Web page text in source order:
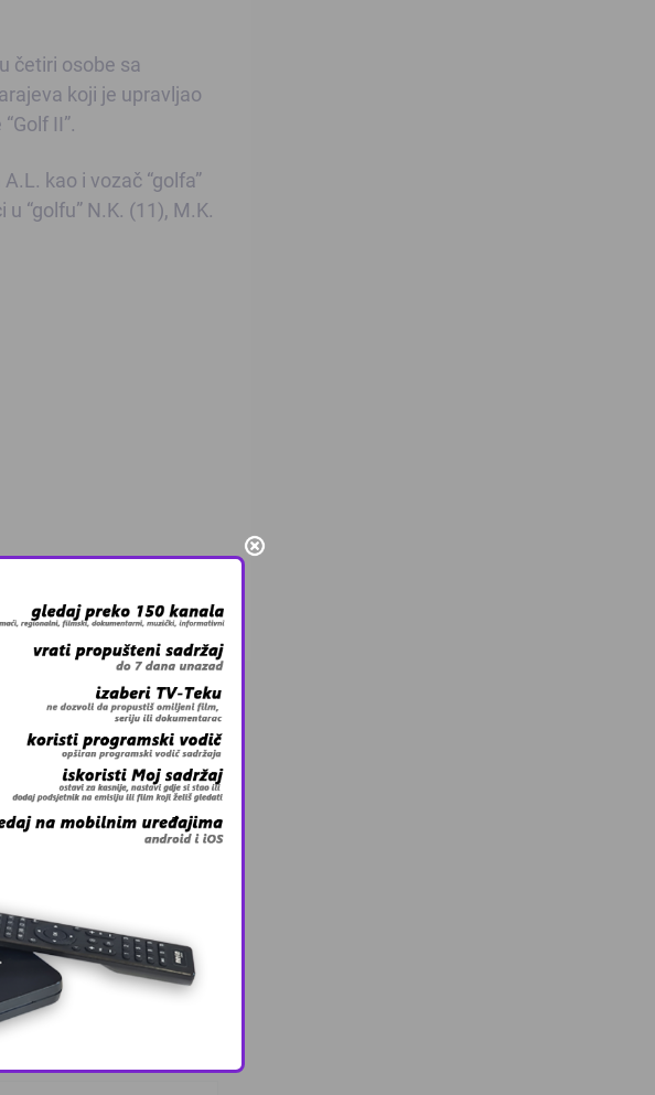
četiri osobe sa
koji je upravljao
II”.
kao i vozač “golfa”
“golfu” N.K. (11), M.K.